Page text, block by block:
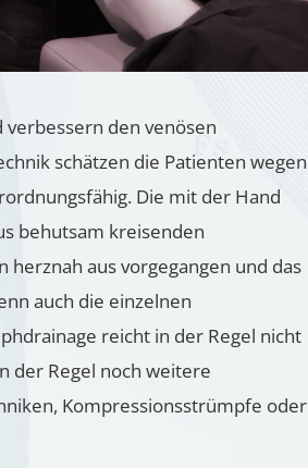
den venösen
schätzen die Patienten wegen
Die mit der Hand
behutsam kreisenden
aus vorgegangen und das
auch die einzelnen
reicht in der Regel nicht
der Regel noch weitere
Kompressionsstrümpfe oder